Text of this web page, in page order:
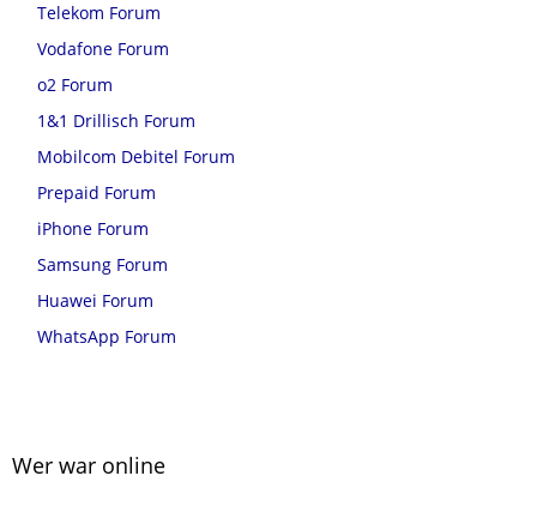
Telekom Forum
Vodafone Forum
o2 Forum
1&1 Drillisch Forum
Mobilcom Debitel Forum
Prepaid Forum
iPhone Forum
Samsung Forum
Huawei Forum
WhatsApp Forum
Wer war online